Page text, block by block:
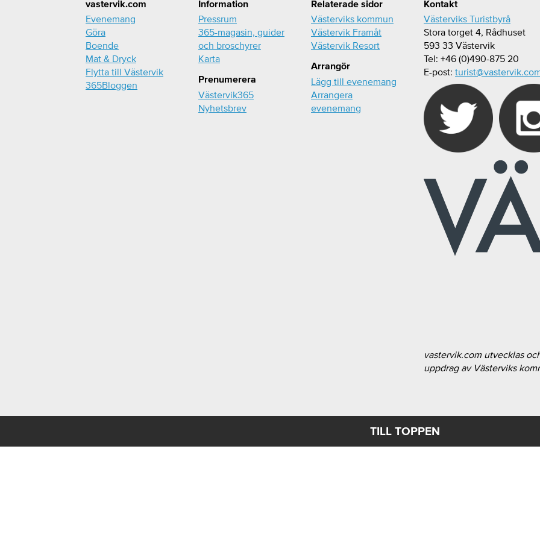
vastervik.com
Evenemang
Göra
Boende
Mat & Dryck
Flytta till Västervik
365Bloggen
Information
Pressrum
365-magasin, guider
och broschyrer
Karta
Prenumerera
Västervik365
Nyhetsbrev
Relaterade sidor
Västerviks kommun
Västervik Framåt
Västervik Resort
Arrangör
Lägg till evenemang
Arrangera
evenemang
Kontakt
Västerviks Turistbyrå
Stora torget 4, Rådhuset
593 33 Västervik
Tel: +46 (0)490-875 20
E-post:
vastervik.com utvecklas
uppdrag av Västerviks
TILL TOPPEN